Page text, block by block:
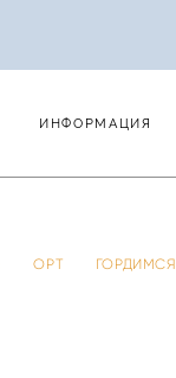
ИНФОРМАЦИЯ
ОРТ ГОРДИМСЯ